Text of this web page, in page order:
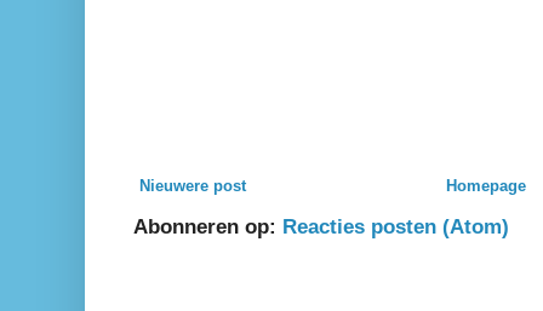
Nieuwere post Homepage
Abonneren op: Reacties posten (Atom)